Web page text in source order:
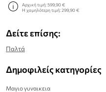
Αρχική τιμή:599,90 €
Η χαμηλότερη τιμή:299,90 €
Δείτε επίσης:
Παλτά
Δημοφιλείς κατηγορίες
Μαγιο γυναικεια